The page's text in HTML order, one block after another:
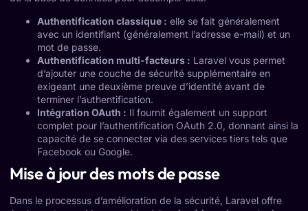
Authentification classique : elle se fait généralement
avec un identifiant (généralement l’adresse e-mail) et un
mot de passe.
Authentification multi-facteurs : Laravel vous permet
d’ajouter une couche de sécurité supplémentaire en
exigeant une deuxième preuve d’identité avant de
terminer l’authentification.
Intégration OAuth : Il fournit également un support
complet pour l’authentification OAuth 2.0, donnant ainsi la
capacité de se connecter via des services tiers tels que
Facebook ou Google.
Mise à jour des mots de passe
Dans le processus d’amélioration de la sécurité, Laravel offre